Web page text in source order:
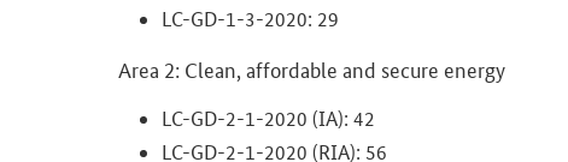
LC-​GD-1-3-2020: 29
Area 2: Clean, af­ford­a­ble and se­cu­re en­er­gy
LC-​GD-2-1-2020 (IA): 42
LC-​GD-2-1-2020 (RIA): 56